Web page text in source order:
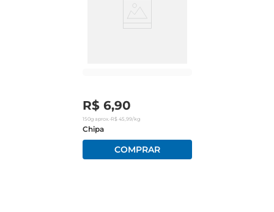
R$ 6,90
150gaprox. •R$ 45,99/kg
Chipa